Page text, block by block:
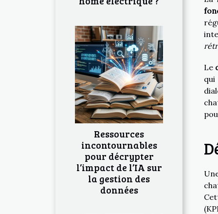
Ressources
incontournables
pour décrypter
l’impact de l’IA sur
la gestion des
données
Le
qui